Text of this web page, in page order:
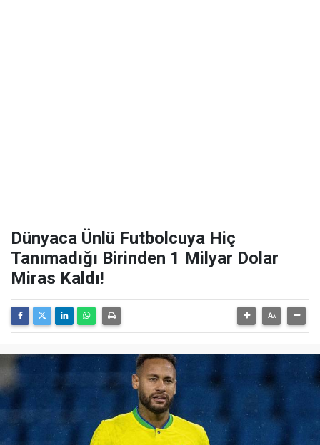
Dünyaca Ünlü Futbolcuya Hiç
Tanımadığı Birinden 1 Milyar Dolar
Miras Kaldı!